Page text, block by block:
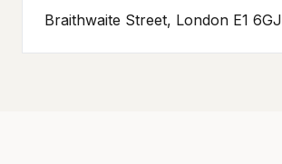
Braithwaite Street, London E1 6GJ